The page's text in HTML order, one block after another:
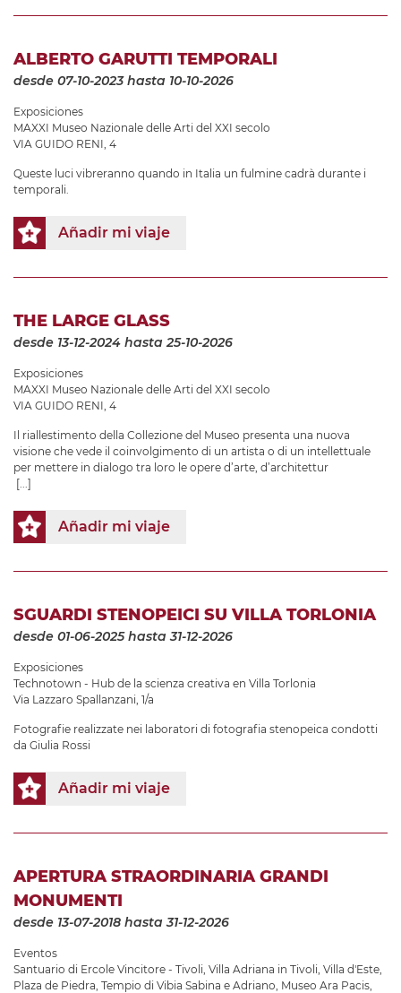
ALBERTO GARUTTI TEMPORALI
desde 07-10-2023hasta 10-10-2026
Exposiciones
MAXXI Museo Nazionale delle Arti del XXI secolo
VIA GUIDO RENI, 4
Queste luci vibreranno quando in Italia un fulmine cadrà durante i
temporali.
Añadir mi viaje
THE LARGE GLASS
desde 13-12-2024 hasta 25-10-2026
Exposiciones
MAXXI Museo Nazionale delle Arti del XXI secolo
VIA GUIDO RENI, 4
Il riallestimento della Collezione del Museo presenta una nuova
visione che vede il coinvolgimento di un artista o di un intellettuale
per mettere in dialogo tra loro le opere d’arte, d’architettur
[...]
Añadir mi viaje
SGUARDI STENOPEICI SU VILLA TORLONIA
desde 01-06-2025hasta 31-12-2026
Exposiciones
Technotown - Hub de la scienza creativa en Villa Torlonia
Via Lazzaro Spallanzani, 1/a
Fotografie realizzate nei laboratori di fotografia stenopeica condotti
da Giulia Rossi
Añadir mi viaje
APERTURA STRAORDINARIA GRANDI
MONUMENTI
desde 13-07-2018 hasta 31-12-2026
Eventos
Santuario di Ercole Vincitore - Tivoli Villa Adriana in Tivoli Villa d'Este
Plaza de Piedra Tempio di Vibia Sabina e Adriano Museo Ara Pacis